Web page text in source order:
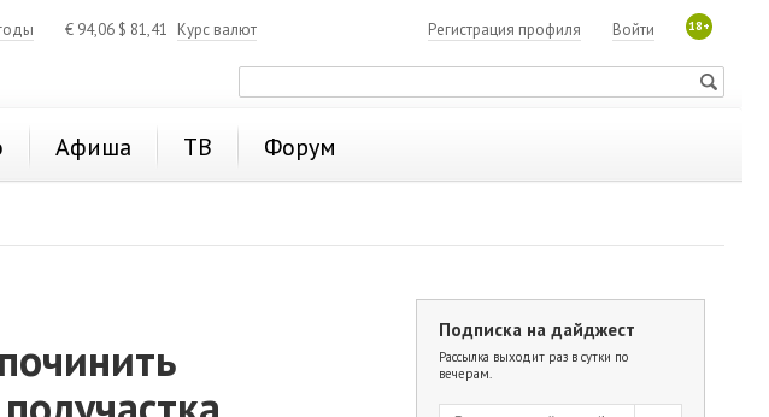
€ 94,06 $ 81,41 Курс валют 18+
Войти
Регистрация профиля
Афиша ТВ Форум
Подписка на дайджест
Рассылка выходит раз в сутки по
вечерам.